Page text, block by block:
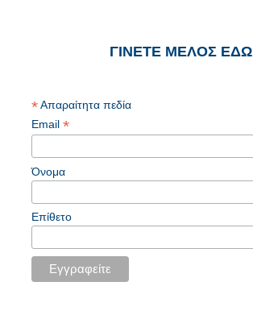
ΓΙΝΕΤΕ ΜΕΛΟΣ ΕΔΩ
*Απαραίτητα πεδία
Email *
Όνομα
Επίθετο